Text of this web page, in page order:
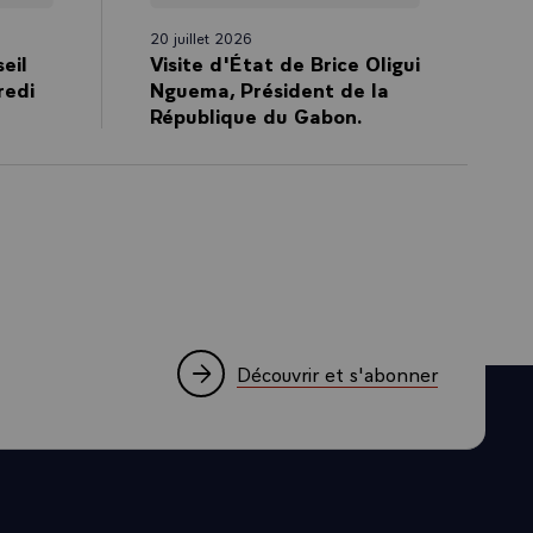
qui parfois
et son
20 juillet 2026
Visite d'État de Brice Oligui
Nguema, Président de la
République du Gabon.
Découvrir et s'abonner